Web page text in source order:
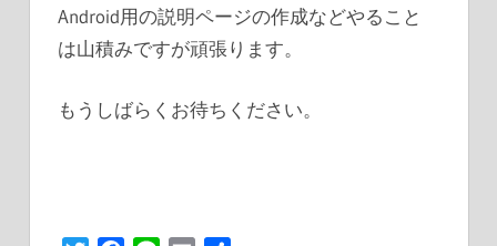
Android用の説明ページの作成などやること
は山積みですが頑張ります。
もうしばらくお待ちください。